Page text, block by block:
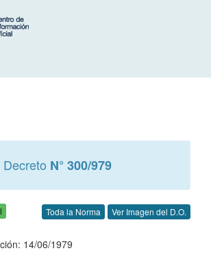
Decreto N° 300/979
Toda la Norma Ver Imagen del D.O.
14/06/1979